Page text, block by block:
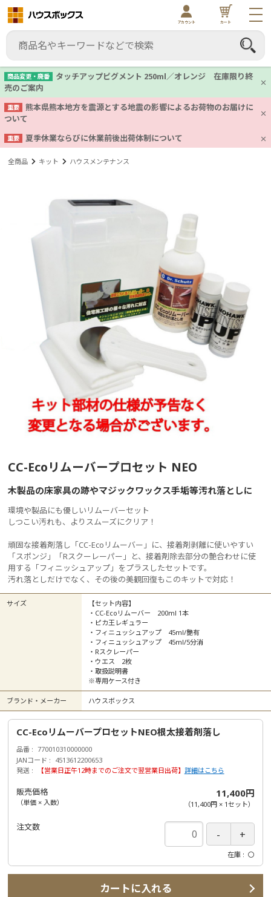
商品変更・廃番
タッチアップピグメント 250ml／オレンジ 在庫限り終
売のご案内
重要
熊本県熊本地方を震源とする地震の影響によるお荷物のお届けに
ついて
重要 夏季休業ならびに休業前後出荷体制について
アカウント カート
全商品 キット ハウスメンテナンス
CC-Ecoリムーバープロセット NEO
木製品の床家具の跡やマジックワックス手垢等汚れ落としに
環境や製品にも優しいリムーバーセット
しつこい汚れも、よりスムーズにクリア！
頑固な接着剤落し「CC-Ecoリムーバー」に、接着剤剥離に使いやすい
「スポンジ」「Rスクーレーパー」と、接着剤除去部分の艶合わせに使
用する「フィニッシュアップ」をプラスしたセットです。
汚れ落としだけでなく、その後の美観回復もこのキットで対応！
サイズ
【セット内容】
・CC-Ecoリムーバー 200ml 1本
・ピカ王レギュラー
・フィニュッシュアップ 45ml/艶有
・フィニュッシュアップ 45ml/5分消
・Rスクレーパー
・ウエス 2枚
・取扱説明書
※専用ケース付き
ブランド・メーカー ハウスボックス
CC-EcoリムーバープロセットNEO根太接着剤落し
品番
770010310000000
JANコード
4513612200653
発送
【営業日正午12時までのご注文で翌営業日出荷】 詳細はこちら
販売価格
（単価 × 入数）
11,400円
（11,400円× 1セット）
注文数
在庫 〇
カートに入れる